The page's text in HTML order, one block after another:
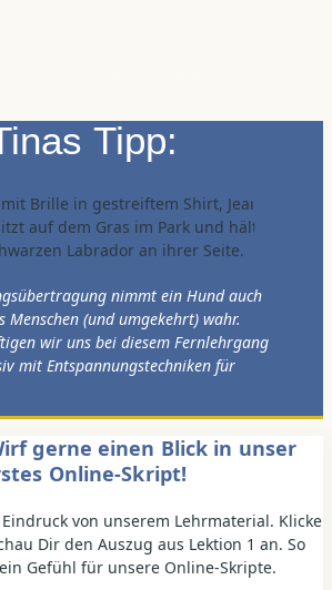
Tipp:
nimmt ein Hund auch
Menschen (und umgekehrt) wahr.
wir uns bei diesem Fernlehrgang
mit Entspannungstechniken für
gerne einen Blick in unser
Online-Skript!
von unserem Lehrmaterial. Klicke
Dir den Auszug aus Lektion 1 an. So
Gefühl für unsere Online-Skripte.